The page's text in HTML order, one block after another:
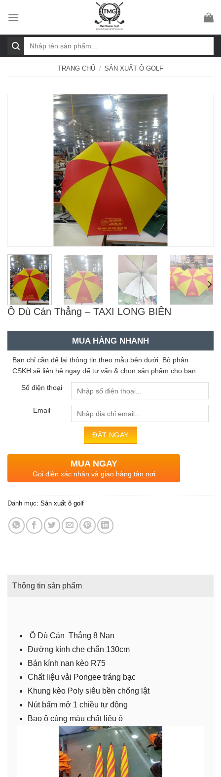
kiếm:
TRANG CHỦ / SẢN XUẤT Ô GOLF
Ô Dù Cán Thẳng – TAXI LONG BIÊN
MUA HÀNG NHANH
Bạn chỉ cần để lại thông tin theo mẫu bên dưới. Bộ phận
CSKH sẽ liên hệ ngay để tư vấn & chọn sản phẩm cho bạn.
Số điện thoại
Email
MUA NGAY
Gọi điện xác nhận và giao hàng tận nơi
Danh mục: Sản xuất ô golf
Thông tin sản phẩm
Ô Dù Cán Thẳng 8 Nan
Đường kính che chắn 130cm
Bán kính nan kèo R75
Chất liệu vải Pongee tráng bạc
Khung kèo Poly siêu bền chống lật
Nút bấm mở 1 chiều tự động
Bao ô cùng màu chất liệu ô